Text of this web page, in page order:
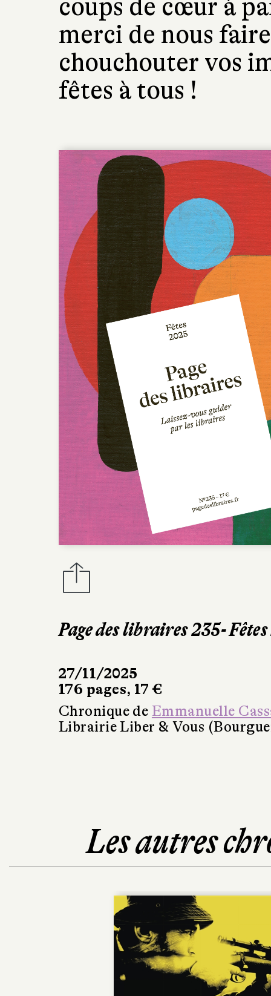
Page des libraires 235-
27/11/2025
176 pages, 17 €
Chronique de Emmanuelle
Librairie Liber & Vous
coups de cœur à
merci de nous
chouchouter vos
fêtes à tous !
Les autres